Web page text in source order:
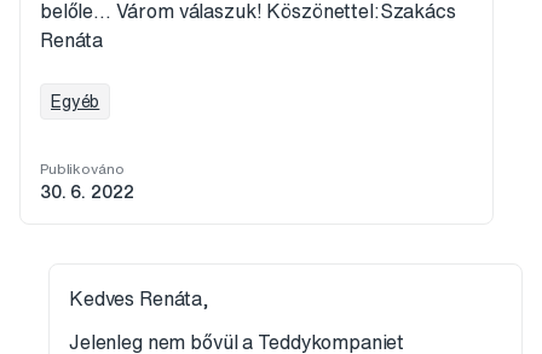
belőle... Várom válaszuk! Köszönettel:Szakács
Renáta
Egyéb
Publikováno
30. 6. 2022
Kedves Renáta,
Jelenleg nem bővül a Teddykompaniet